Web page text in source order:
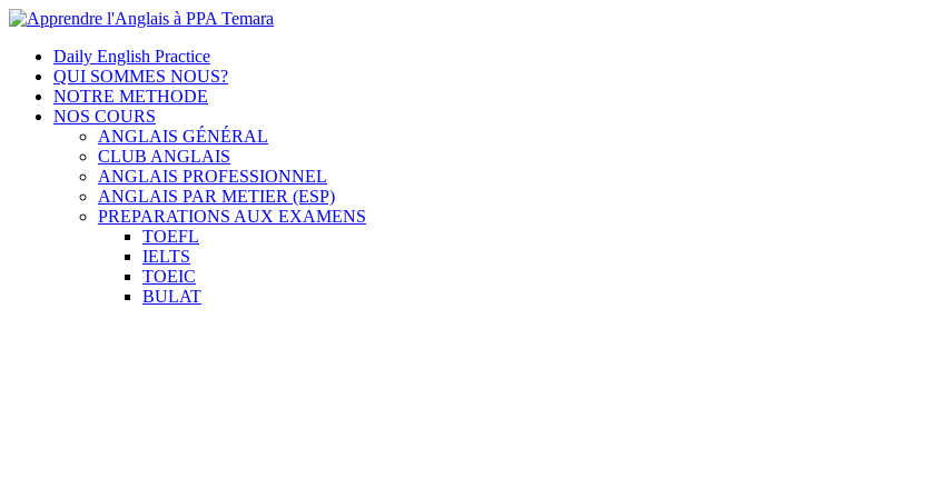
Skip
content
Apprendre l'Anglais à PPA Temara
Cours Anglais
Daily English Practice
QUI SOMMES NOUS?
NOTRE METHODE
NOS COURS
ANGLAIS GÉNÉRAL
CLUB ANGLAIS
ANGLAIS PROFESSIONNEL
ANGLAIS PAR METIER (ESP)
PREPARATIONS AUX EXAMENS
TOEFL
IELTS
TOEIC
BULAT